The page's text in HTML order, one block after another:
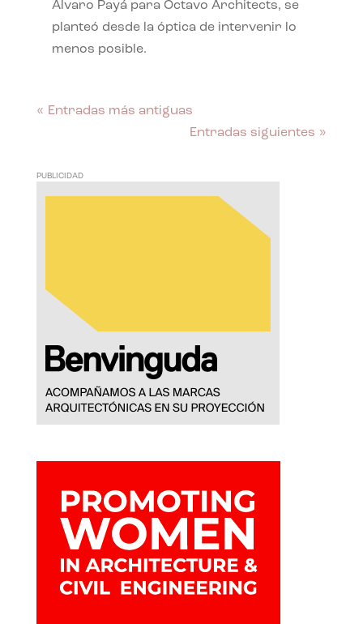
Álvaro Payá para Octavo Architects, se
planteó desde la óptica de intervenir lo
menos posible.
« Entradas más antiguas
Entradas siguientes »
PUBLICIDAD